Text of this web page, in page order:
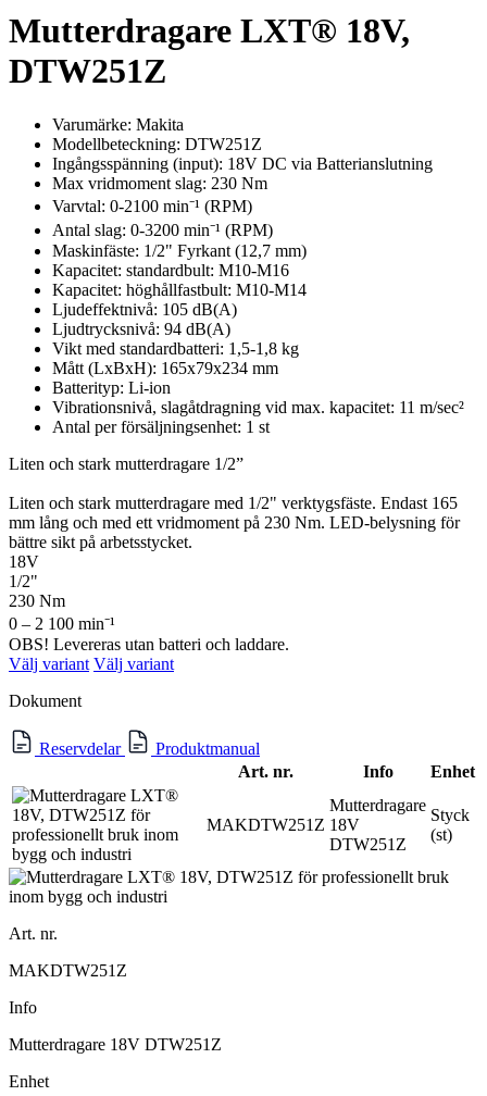
Mutterdragare LXT® 18V,
DTW251Z
Varumärke: Makita
Modellbeteckning: DTW251Z
Ingångsspänning (input): 18V DC via Batterianslutning
Max vridmoment slag: 230 Nm
Varvtal: 0-2100 min⁻¹ (RPM)
Antal slag: 0-3200 min⁻¹ (RPM)
Maskinfäste: 1/2" Fyrkant (12,7 mm)
Kapacitet: standardbult: M10-M16
Kapacitet: höghållfastbult: M10-M14
Ljudeffektnivå: 105 dB(A)
Ljudtrycksnivå: 94 dB(A)
Vikt med standardbatteri: 1,5-1,8 kg
Mått (LxBxH): 165x79x234 mm
Batterityp: Li-ion
Vibrationsnivå, slagåtdragning vid max. kapacitet: 11 m/sec²
Antal per försäljningsenhet: 1 st
Liten och stark mutterdragare 1/2”
Liten och stark mutterdragare med 1/2" verktygsfäste. Endast 165
mm lång och med ett vridmoment på 230 Nm. LED-belysning för
bättre sikt på arbetsstycket.
18V
1/2"
230 Nm
0 – 2 100 min⁻¹
OBS! Levereras utan batteri och laddare.
Välj variant Välj variant
Dokument
Reservdelar
Produktmanual
Art. nr.
Info Enhet
MAKDTW251Z
Mutterdragare
18V
DTW251Z
Styck
(st)
Art. nr.
MAKDTW251Z
Info
Mutterdragare 18V DTW251Z
Enhet